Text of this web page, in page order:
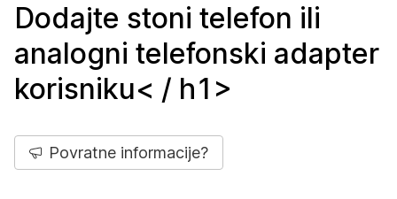
Dodajte stoni telefon ili
analogni telefonski adapter
korisniku< / h1>
Povratne informacije?